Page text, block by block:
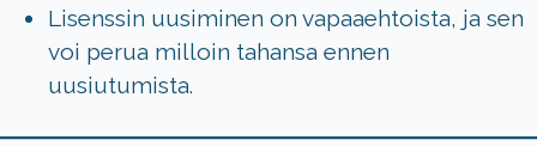
Lisenssin uusiminen on vapaaehtoista, ja sen
voi perua milloin tahansa ennen
uusiutumista.